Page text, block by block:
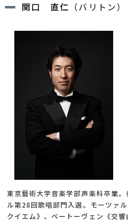
関口 直仁 （バリトン）
東京藝術大学音楽学部声楽科卒業
ル第28回歌唱部門入選。モーツァ
クイエム》、ベートーヴェン《交